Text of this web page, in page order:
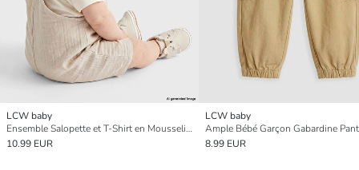
LCW baby
Ensemble Salopette et T-Shirt en Mousseline pour Bébé Garçon
10.99 EUR
LCW baby
8.99 EUR